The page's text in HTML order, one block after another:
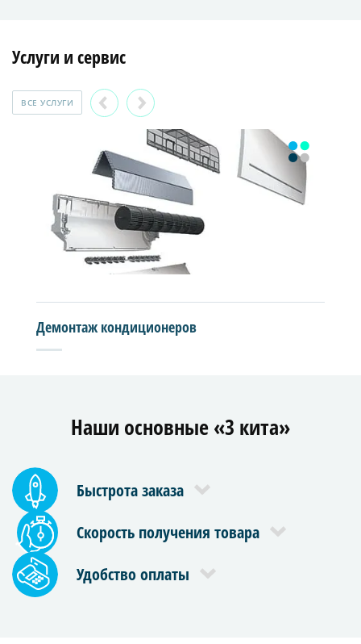
Услуги и сервис
ВСЕ УСЛУГИ
Демонтаж кондиционеров
Наши основные «3 кита»
Быстрота заказа
Скорость получения товара
Удобство оплаты